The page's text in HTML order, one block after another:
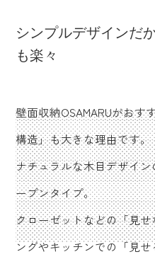
シンプルデザインだ
も楽々
壁面収納OSAMARUがお
構造」も大きな理由です。
ナチュラルな木目デザイ
ープンタイプ。
クローゼットなどの「見
ングやキッチンでの「見